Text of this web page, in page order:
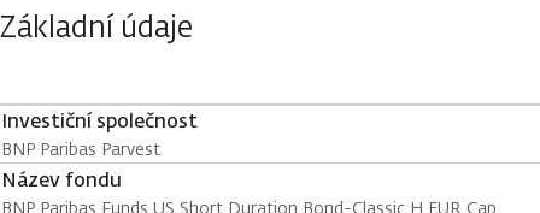
Základní údaje
Investiční společnost
BNP Paribas Parvest
Název fondu
BNP Paribas Funds US Short Duration Bond-Classic H EUR Cap